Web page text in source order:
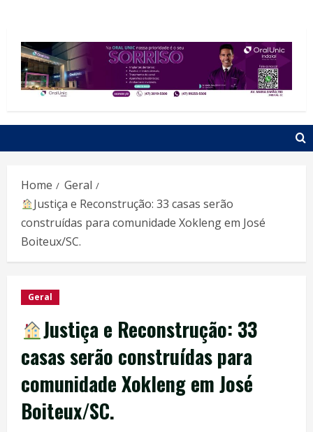
Home
Geral
Justiça e Reconstrução: 33 casas serão
construídas para comunidade Xokleng em José
Boiteux/SC.
Geral
Justiça e Reconstrução: 33
casas serão construídas para
comunidade Xokleng em José
Boiteux/SC.